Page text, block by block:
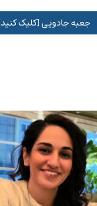
جعبه جادویی [کلیک